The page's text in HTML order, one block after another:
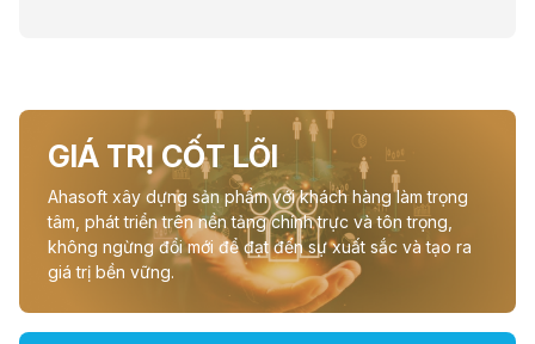
GIÁ TRỊ CỐT LÕI
Ahasoft xây dựng sản phẩm với khách hàng làm trọng
tâm, phát triển trên nền tảng chính trực và tôn trọng,
không ngừng đổi mới để đạt đến sự xuất sắc và tạo ra
giá trị bền vững.